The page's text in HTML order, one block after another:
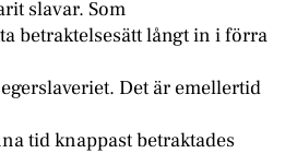
slavar. Som
betraktelsesätt långt in i förra
Det är emellertid
tid knappast betraktades